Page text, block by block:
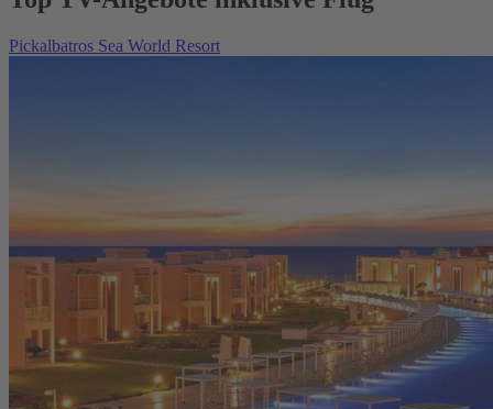
Pickalbatros Sea World Resort